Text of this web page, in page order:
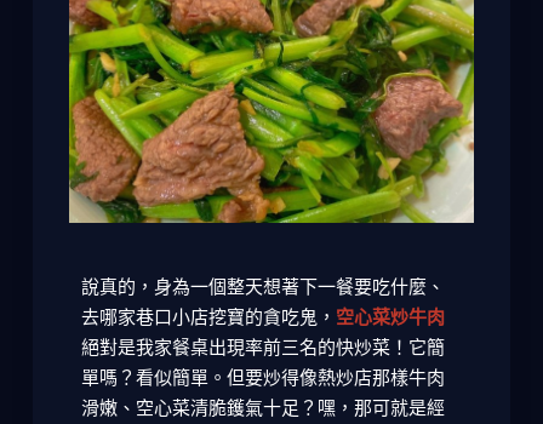
說真的，身為一個整天想著下一餐要吃什麼、
去哪家巷口小店挖寶的貪吃鬼， 空心菜炒牛肉
絕對是我家餐桌出現率前三名的快炒菜！它簡
單嗎？看似簡單。但要炒得像熱炒店那樣牛肉
滑嫩、空心菜清脆鑊氣十足？嘿，那可就是經